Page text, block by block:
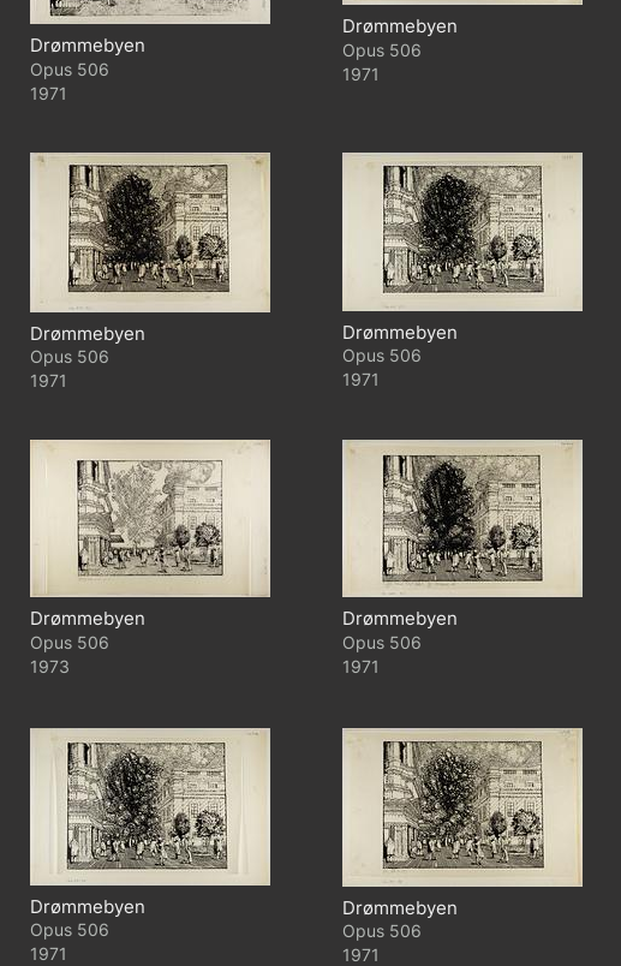
Drømmebyen
506
1971
Drømmebyen
506
1971
Drømmebyen
506
1971
Drømmebyen
506
1971
Drømmebyen
506
1973
Drømmebyen
506
1971
Drømmebyen
506
1971
Drømmebyen
506
1971